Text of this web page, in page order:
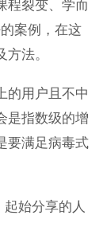
程裂变、学而
案例，在这
法。
的用户且不中
是指数级的增
要满足病毒式
始分享的人